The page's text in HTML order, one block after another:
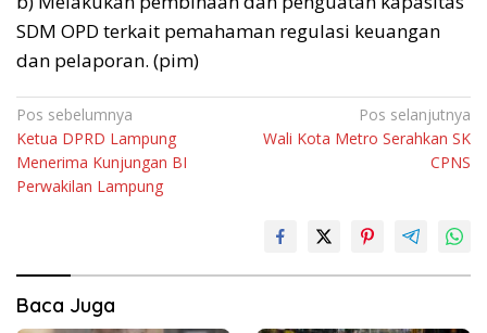
SDM OPD terkait pemahaman regulasi keuangan
dan pelaporan. (pim)
Navigasi
pos
Pos sebelumnya
Ketua DPRD Lampung
Menerima Kunjungan BI
Perwakilan Lampung
Pos selanjutnya
Wali Kota Metro Serahkan SK
CPNS
Baca Juga